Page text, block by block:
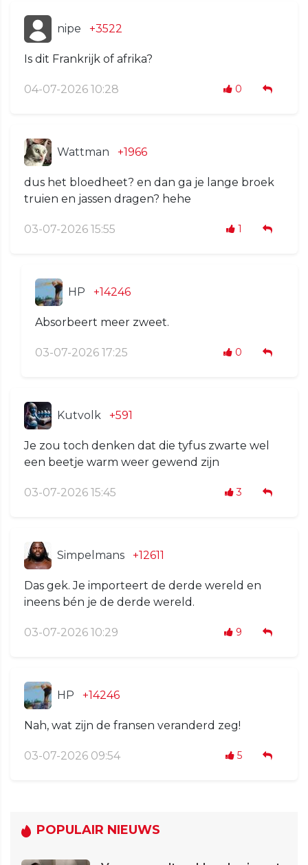
nipe +3522
Is dit Frankrijk of afrika?
04-07-2026 10:28 0
Wattman +1966
dus het bloedheet? en dan ga je lange broek
truien en jassen dragen? hehe
03-07-2026 15:55 1
HP +14246
Absorbeert meer zweet.
03-07-2026 17:25 0
Kutvolk +591
Je zou toch denken dat die tyfus zwarte wel
een beetje warm weer gewend zijn
03-07-2026 15:45 3
Simpelmans +12611
Das gek. Je importeert de derde wereld en
ineens bén je de derde wereld.
03-07-2026 10:29 9
HP +14246
Nah, wat zijn de fransen veranderd zeg!
03-07-2026 09:54 5
POPULAIR NIEUWS